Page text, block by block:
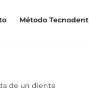
Método Tecnodent
de un diente